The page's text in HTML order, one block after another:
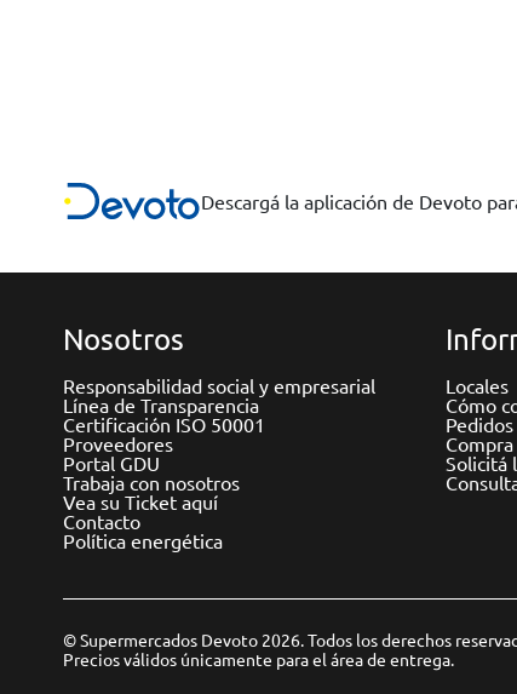
Descargá la aplicación de Devoto
Nosotros
Responsabilidad social y empresarial
Línea de Transparencia
Certificación ISO 50001
Proveedores
Portal GDU
Trabaja con nosotros
Vea su Ticket aquí
Contacto
Política energética
Locales
Cómo
Solicitá
© Supermercados Devoto 2026. Todos los derechos
Precios válidos únicamente para el área de entrega.